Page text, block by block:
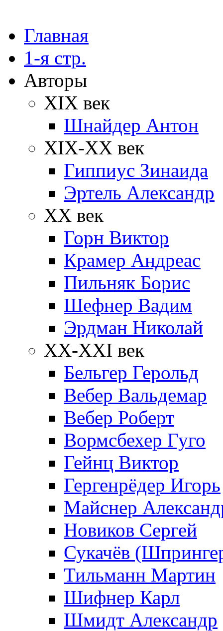
Главная
1-я стр.
Авторы
XIX век
Шнайдер Антон
XIX-XX век
Гиппиус Зинаида
Эртель Александр
XX век
Горн Виктор
Крамер Андреас
Пильняк Борис
Шефнер Вадим
Эрдман Николай
ХХ-XXI век
Бельгер Герольд
Вебер Вальдемар
Вебер Роберт
Вормсбехер Гуго
Гейнц Виктор
Гергенрёдер Игорь
Майснер
Новиков Сергей
Сукачёв
Тильманн Мартин
Шифнер Карл
Шмидт Александр